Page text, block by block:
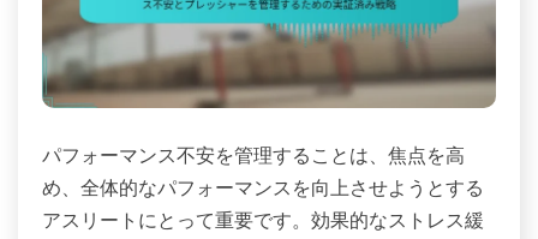
パフォーマンス不安を管理することは、焦点を高
め、全体的なパフォーマンスを向上させようとする
アスリートにとって重要です。効果的なストレス緩